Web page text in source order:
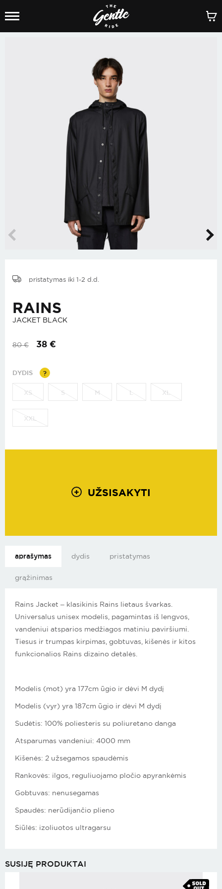
1/
pristatymas iki 1-2 d.d.
RAINS
JACKET BLACK
80€ 38 €
DYDIS ?
XS S M L XL
XXL
+ UŽSISAKYTI
aprašymas dydis pristatymas
grąžinimas
Rains Jacket – klasikinis Rains lietaus švarkas.
Universalus unisex modelis, pagamintas iš lengvos,
vandeniui atsparios medžiagos matiniu paviršiumi.
Tiesus ir trumpas kirpimas, gobtuvas, kišenės ir kitos
funkcionalios Rains dizaino detalės.
Modelis (mot) yra 177cm ūgio ir dėvi M dydį
Modelis (vyr) yra 187cm ūgio ir dėvi M dydį
Sudėtis: 100% poliesteris su poliuretano danga
Atsparumas vandeniui: 4000 mm
Kišenės: 2 užsegamos spaudėmis
Rankovės: ilgos, reguliuojamo pločio apyrankėmis
Gobtuvas: nenusegamas
Spaudės: nerūdijančio plieno
Siūlės: izoliuotos ultragarsu
SUSIJĘ PRODUKTAI